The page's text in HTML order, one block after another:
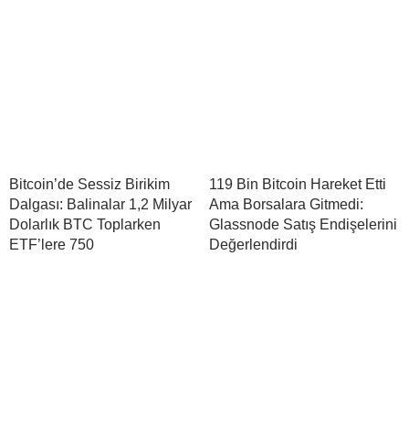
Bitcoin’de Sessiz Birikim
Dalgası: Balinalar 1,2 Milyar
Dolarlık BTC Toplarken
ETF’lere 750
119 Bin Bitcoin Hareket Etti
Ama Borsalara Gitmedi:
Glassnode Satış Endişelerini
Değerlendirdi